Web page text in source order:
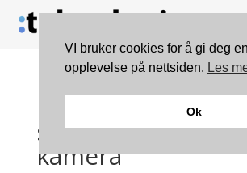
Nå kommer
som har innebygd
kamera
VI bruker cookies for å gi deg
opplevelse på nettsiden. Les
Ok